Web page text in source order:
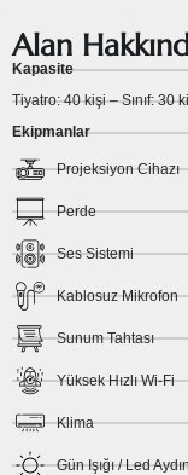
Alan
Kapasite
Tiyatro: 40 kişi – Sınıf:
Ekipmanlar
Projeksiyon Cihazı
Perde
Ses Sistemi
Kablosuz Mikrofon
Sunum Tahtası
Yüksek Hızlı Wi-Fi
Klima
Gün Işığı / Led